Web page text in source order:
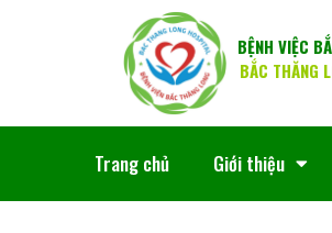
BỆNH VIỆC
BẮC THĂNG
Trang chủ Giới thiệu